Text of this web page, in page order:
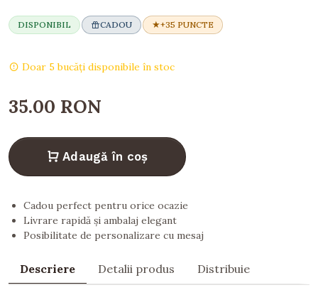
DISPONIBIL CADOU +35 PUNCTE
Doar 5 bucăți disponibile în stoc
35.00 RON
Adaugă în coș
Cadou perfect pentru orice ocazie
Livrare rapidă și ambalaj elegant
Posibilitate de personalizare cu mesaj
Descriere Detalii produs Distribuie